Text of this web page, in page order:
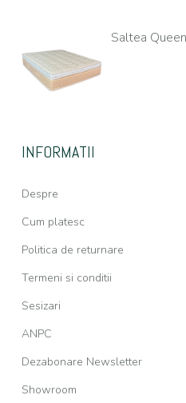
Saltea
INFORMATII
Despre
Cum platesc
Politica de returnare
Termeni si conditii
Sesizari
ANPC
Dezabonare Newsletter
Showroom